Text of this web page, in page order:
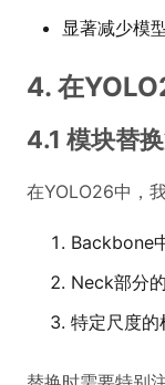
显著减少模
4. 在
4.1 模块替
在YOLO26中，
Backbone
Neck部分
特定尺度的